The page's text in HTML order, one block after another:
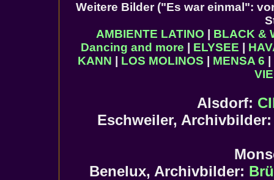
Weitere Bilder ("Es war einmal":
AMBIENTE LATINO
BLACK &
Dancing and more
ELYSEE
KANN
LOS MOLINOS MENSA 6
Alsdorf:
Eschweiler,
Benelux, Archivbilder: